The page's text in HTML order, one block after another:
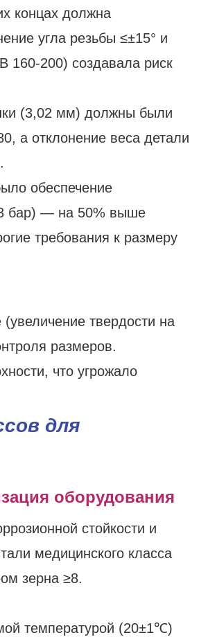
концах должна
угла резьбы ≤±15° и
160-200) создавала риск
(3,02 мм) должны были
а отклонение веса детали
обеспечение
бар) — на 50% выше
требования к размеру
твердости на
размеров.
что угрожало
для
оборудования
стойкости и
медицинского класса
зерна ≥8.
температурой (20±1℃)